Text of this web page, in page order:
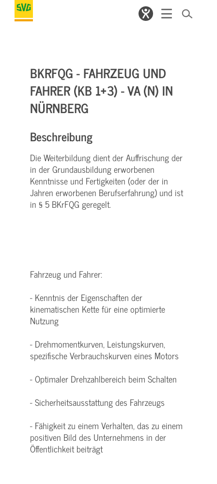
BKRFQG - FAHRZEUG UND
FAHRER (KB 1+3) - VA (N) IN
NÜRNBERG
Beschreibung
Die Weiterbildung dient der Auffrischung der
in der Grundausbildung erworbenen
Kenntnisse und Fertigkeiten (oder der in
Jahren erworbenen Berufserfahrung) und ist
in § 5 BKrFQG geregelt.
Fahrzeug und Fahrer:
- Kenntnis der Eigenschaften der
kinematischen Kette für eine optimierte
Nutzung
- Drehmomentkurven, Leistungskurven,
spezifische Verbrauchskurven eines Motors
- Optimaler Drehzahlbereich beim Schalten
- Sicherheitsausstattung des Fahrzeugs
- Fähigkeit zu einem Verhalten, das zu einem
positiven Bild des Unternehmens in der
Öffentlichkeit beiträgt